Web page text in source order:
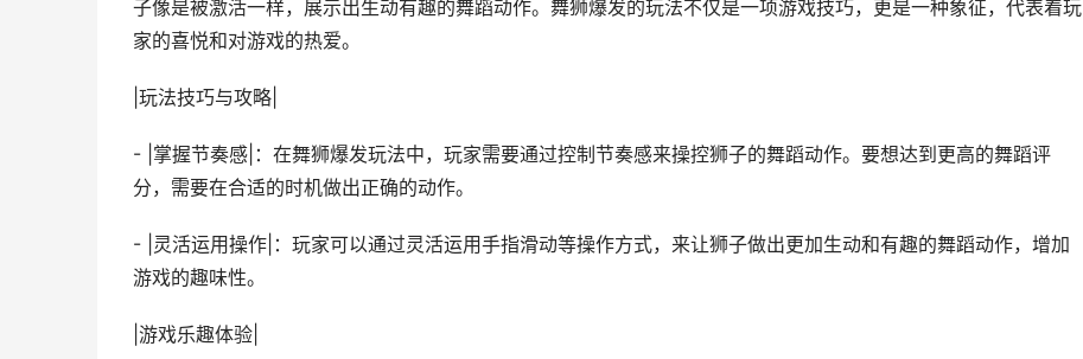
子像是被激活一样，展示出生动有趣的舞蹈动作。舞狮爆发的玩法不仅是一项游戏技巧，更是一种象征，代表着玩
家的喜悦和对游戏的热爱。
|玩法技巧与攻略|
- |掌握节奏感|：在舞狮爆发玩法中，玩家需要通过控制节奏感来操控狮子的舞蹈动作。要想达到更高的舞蹈评
分，需要在合适的时机做出正确的动作。
- |灵活运用操作|：玩家可以通过灵活运用手指滑动等操作方式，来让狮子做出更加生动和有趣的舞蹈动作，增加
游戏的趣味性。
|游戏乐趣体验|